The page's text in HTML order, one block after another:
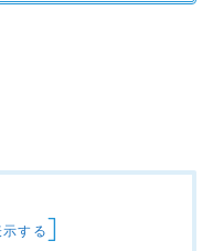
する]